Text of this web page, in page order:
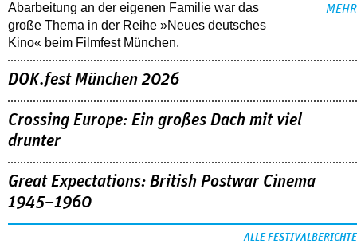
Abarbeitung an der eigenen Familie war das
große Thema in der Reihe »Neues deutsches
Kino« beim Filmfest München.
MEHR
DOK.fest München 2026
Crossing Europe: Ein großes Dach mit viel
drunter
Great Expectations: British Postwar Cinema
1945–1960
ALLE FESTIVALBERICHTE